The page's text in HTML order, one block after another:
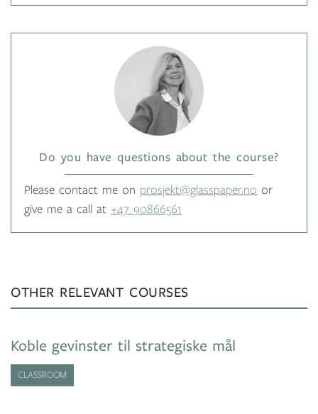
Do you have questions about the course?
Please contact me on prosjekt@glasspaper.no or
give me a call at +47 90866561
OTHER RELEVANT COURSES
Koble gevinster til strategiske mål
CLASSROOM